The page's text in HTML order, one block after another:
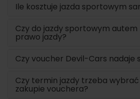
Ile kosztuje jazda sportowym
Czy do jazdy sportowym
prawo jazdy?
Czy voucher Devil-Cars nadaje
Czy termin jazdy trzeba
zakupie vouchera?